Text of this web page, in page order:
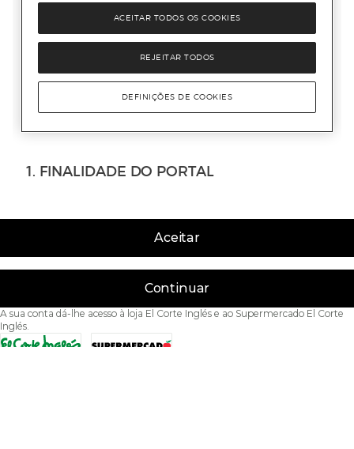
Aceitar
Continuar
A sua conta dá-lhe acesso à loja El Corte Inglés e ao Supermercado El Corte
Inglés.